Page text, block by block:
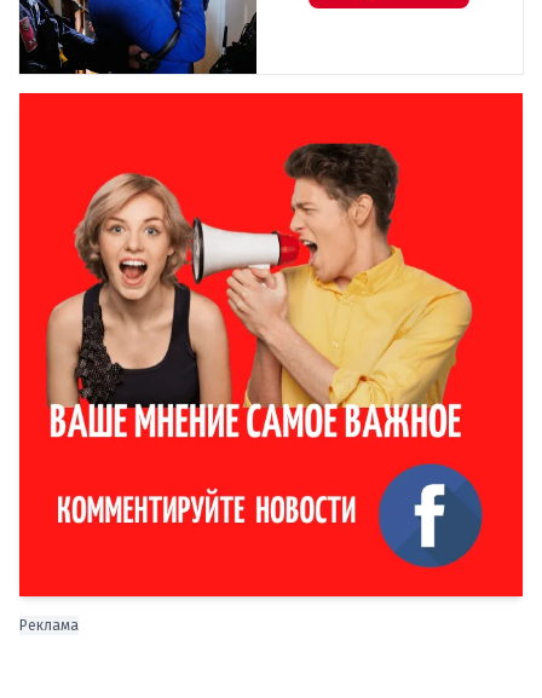
Реклама